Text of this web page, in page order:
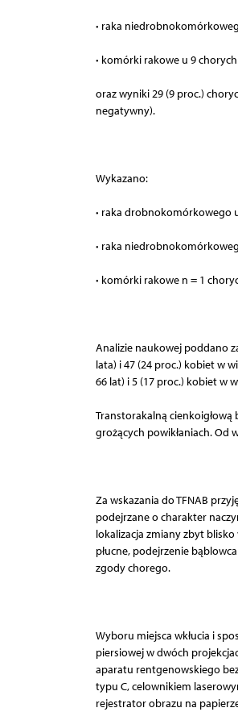
· raka
· komórki rakowe u 9 chorych
oraz wyniki 29 (9 proc.)
negatywny).
Wykazano:
· raka drobnokomórkowego
· raka
· komórki rakowe n = 1
Analizie naukowej poddano
lata) i 47 (24 proc.) kobiet w
66 lat) i 5 (17 proc.) kobiet w
Transtorakalną
grożących powikłaniach. Od
Za wskazania do TFNAB
podejrzane o charakter
lokalizacja zmiany zbyt
płucne, podejrzenie
zgody chorego.
Wyboru miejsca wkłucia i
piersiowej w dwóch
aparatu rentgenowskiego
typu C, celownikiem
rejestrator obrazu na